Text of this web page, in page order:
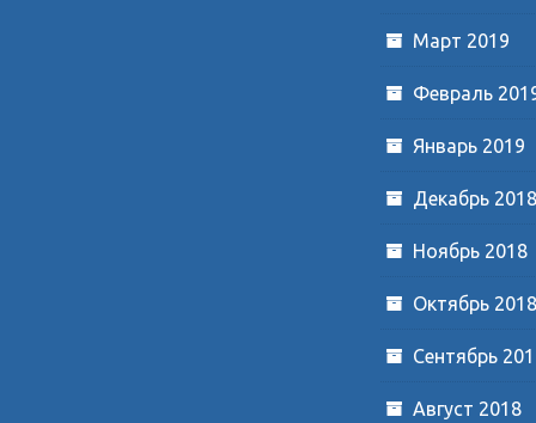
Март 2019
Февраль
Январь 2019
Декабрь 2018
Ноябрь 2018
Октябрь 2018
Сентябрь
Август 2018